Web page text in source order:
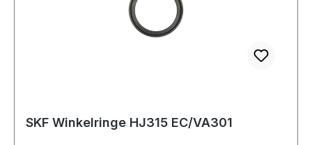
SKF Winkelringe HJ315 EC/VA301